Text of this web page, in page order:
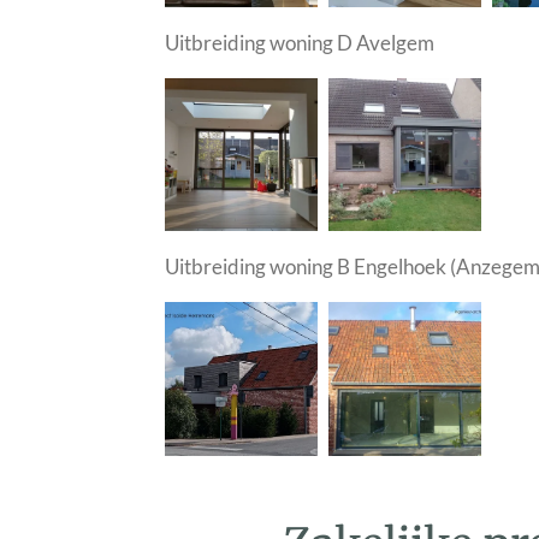
Uitbreiding woning D Avelgem
Uitbreiding woning B Engelhoek